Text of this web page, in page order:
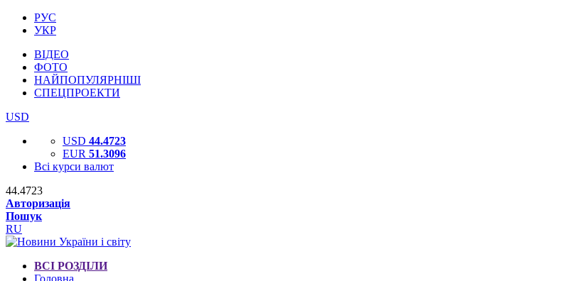
РУС
УКР
ВІДЕО
ФОТО
НАЙПОПУЛЯРНІШІ
СПЕЦПРОЕКТИ
USD
USD 44.4723
EUR 51.3096
Всі курси валют
44.4723
Авторизація
Пошук
RU
ВСІ РОЗДІЛИ
Головна